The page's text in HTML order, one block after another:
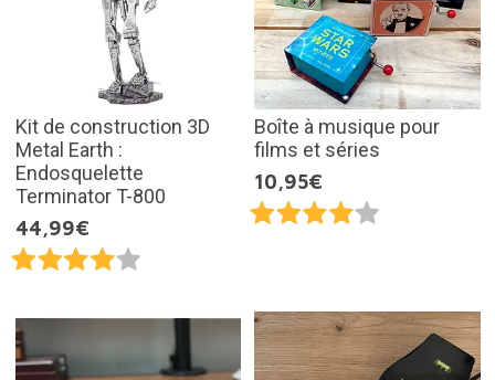
Kit de construction 3D
Metal Earth :
Endosquelette
Terminator T-800
44,99€
Boîte à musique pour
films et séries
10,95€